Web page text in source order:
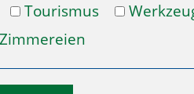
Tourismus
Zimmereien